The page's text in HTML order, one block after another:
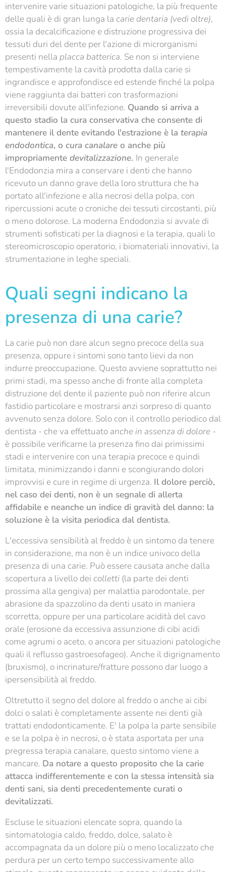
intervenire varie situazioni patologiche, la più frequente
delle quali è di gran lunga la carie dentaria (vedi oltre),
ossia la decalcificazione e distruzione progressiva dei
tessuti duri del dente per l'azione di microrganismi
presenti nella placca batterica. Se non si interviene
tempestivamente la cavità prodotta dalla carie si
ingrandisce e approfondisce ed estende finché la polpa
viene raggiunta dai batteri con trasformazioni
irreversibili dovute all'infezione. Quando si arriva a
questo stadio la cura conservativa che consente di
mantenere il dente evitando l'estrazione è la terapia
endodontica, o cura canalare o anche più
impropriamente devitalizzazione. In generale
l'Endodonzia mira a conservare i denti che hanno
ricevuto un danno grave della loro struttura che ha
portato all'infezione e alla necrosi della polpa, con
ripercussioni acute o croniche dei tessuti circostanti, più
o meno dolorose. La moderna Endodonzia si avvale di
strumenti sofisticati per la diagnosi e la terapia, quali lo
stereomicroscopio operatorio, i biomateriali innovativi, la
strumentazione in leghe speciali.
Quali segni indicano la
presenza di una carie?
La carie può non dare alcun segno precoce della sua
presenza, oppure i sintomi sono tanto lievi da non
indurre preoccupazione. Questo avviene soprattutto nei
primi stadi, ma spesso anche di fronte alla completa
distruzione del dente il paziente può non riferire alcun
fastidio particolare e mostrarsi anzi sorpreso di quanto
avvenuto senza dolore. Solo con il controllo periodico dal
dentista - che va effettuato anche in assenza di dolore -
è possibile verificarne la presenza fino dai primissimi
stadi e intervenire con una terapia precoce e quindi
limitata, minimizzando i danni e scongiurando dolori
improvvisi e cure in regime di urgenza. Il dolore perciò,
nel caso dei denti, non è un segnale di allerta
affidabile e neanche un indice di gravità del danno: la
soluzione è la visita periodica dal dentista.
L'eccessiva sensibilità al freddo è un sintomo da tenere
in considerazione, ma non è un indice univoco della
presenza di una carie. Può essere causata anche dalla
scopertura a livello dei colletti (la parte dei denti
prossima alla gengiva) per malattia parodontale, per
abrasione da spazzolino da denti usato in maniera
scorretta, oppure per una particolare acidità del cavo
orale (erosione da eccessiva assunzione di cibi acidi
come agrumi o aceto, o ancora per situazioni patologiche
quali il reflusso gastroesofageo). Anche il digrignamento
(bruxismo), o incrinature/fratture possono dar luogo a
ipersensibilità al freddo.
Oltretutto il segno del dolore al freddo o anche ai cibi
dolci o salati è completamente assente nei denti già
trattati endodonticamente. E' la polpa la parte sensibile
e se la polpa è in necrosi, o è stata asportata per una
pregressa terapia canalare, questo sintomo viene a
mancare. Da notare a questo proposito che la carie
attacca indifferentemente e con la stessa intensità sia
denti sani, sia denti precedentemente curati o
devitalizzati.
Escluse le situazioni elencate sopra, quando la
sintomatologia caldo, freddo, dolce, salato è
accompagnata da un dolore più o meno localizzato che
perdura per un certo tempo successivamente allo